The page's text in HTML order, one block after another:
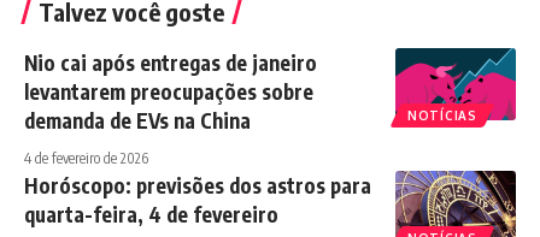
Talvez você goste
NOTÍCIAS
Nio cai após entregas de janeiro
levantarem preocupações sobre
demanda de EVs na China
4 de fevereiro de 2026
Horóscopo: previsões dos astros para
quarta-feira, 4 de fevereiro